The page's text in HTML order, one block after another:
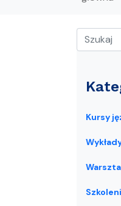
Kursy